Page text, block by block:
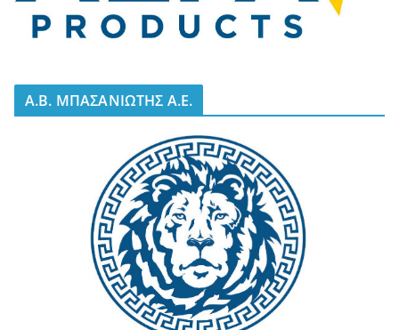
A.B. ΜΠΑΣΑΝΙΩΤΗΣ Α.Ε.